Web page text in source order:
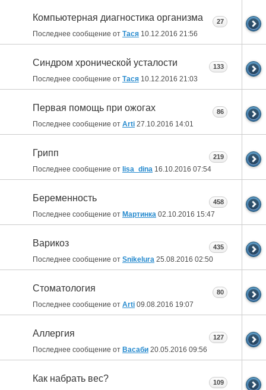
Компьютерная диагностика организма
Последнее сообщение от Тася 10.12.2016 21:56
27
Синдром хронической усталости
Последнее сообщение от Тася 10.12.2016 21:03
133
Первая помощь при ожогах
Последнее сообщение от Arti 27.10.2016 14:01
86
Грипп
Последнее сообщение от lisa_dina 16.10.2016 07:54
219
Беременность
Последнее сообщение от Мартинка 02.10.2016 15:47
458
Варикоз
Последнее сообщение от Snikelura 25.08.2016 02:50
435
Стоматология
Последнее сообщение от Arti 09.08.2016 19:07
80
Аллергия
Последнее сообщение от Васаби 20.05.2016 09:56
127
Как набрать вес? 109